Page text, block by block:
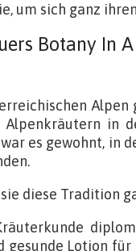
um sich ganz
Botany In
in
es gewohnt, in
diese Tradition
gesunde Lotion